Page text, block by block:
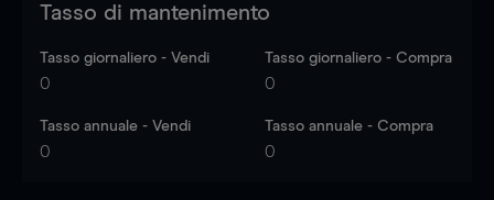
Tasso di mantenimento
Tasso giornaliero - Vendi
0
Tasso giornaliero - Compra
0
Tasso annuale - Vendi
0
Tasso annuale - Compra
0